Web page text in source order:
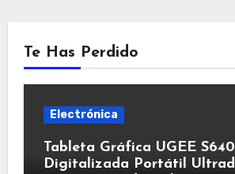
Te Has Perdido
Electrónica
Tableta Gráfica UGEE
Digitalizada Portátil